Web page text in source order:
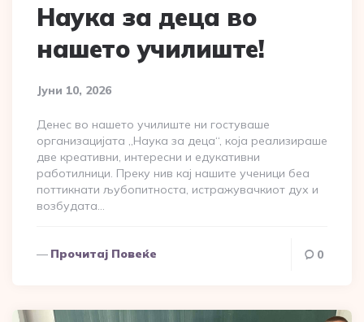
Наука за деца во
нашето училиште!
Јуни 10, 2026
Денес во нашето училиште ни гостуваше
организацијата „Наука за деца“, која реализираше
две креативни, интересни и едукативни
работилници. Преку нив кај нашите ученици беа
поттикнати љубопитноста, истражувачкиот дух и
возбудата…
Прочитај Повеќе 0